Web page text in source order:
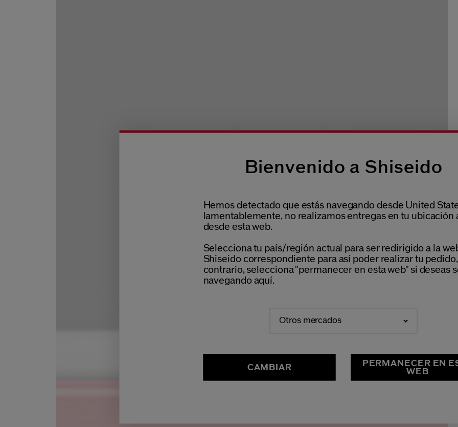
Bienvenido a Shiseido
Hemos detectado que estás navegando desde United
lamentablemente, no realizamos entregas en tu ubicación
desde esta web.
Selecciona tu país/región actual para ser redirigido a la
Shiseido correspondiente para así poder realizar tu
contrario, selecciona "permanecer en esta web" si deseas
navegando aquí.
Otros mercados
CAMBIAR
PERMANECER EN
WEB